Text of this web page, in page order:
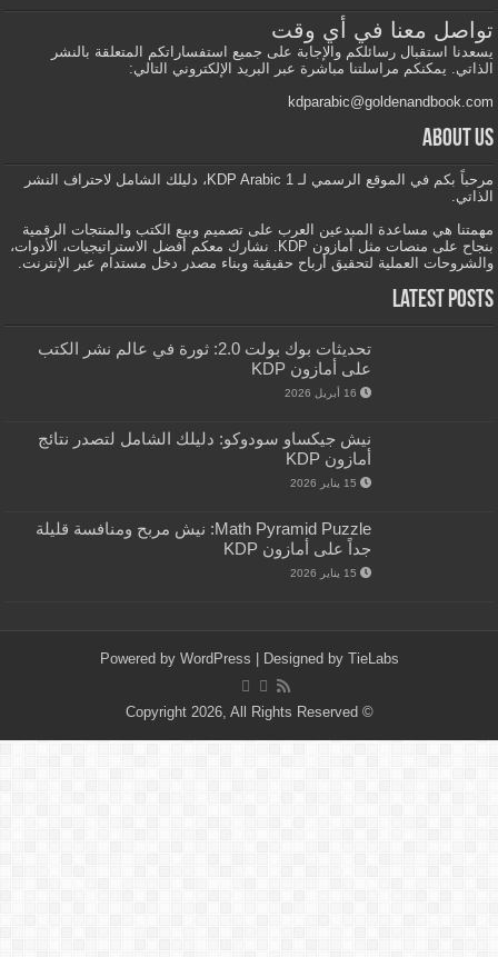
تواصل معنا في أي وقت
يسعدنا استقبال رسائلكم والإجابة على جميع استفساراتكم المتعلقة بالنشر
الذاتي. يمكنكم مراسلتنا مباشرة عبر البريد الإلكتروني التالي:
kdparabic@goldenandbook.com
About us
مرحباً بكم في الموقع الرسمي لـ KDP Arabic 1، دليلك الشامل لاحتراف النشر
الذاتي.
مهمتنا هي مساعدة المبدعين العرب على تصميم وبيع الكتب والمنتجات الرقمية
بنجاح على منصات مثل أمازون KDP. نشارك معكم أفضل الاستراتيجيات، الأدوات،
والشروحات العملية لتحقيق أرباح حقيقية وبناء مصدر دخل مستدام عبر الإنترنت.
Latest Posts
تحديثات بوك بولت 2.0: ثورة في عالم نشر الكتب
على أمازون KDP
16 أبريل 2026
نيش جيكساو سودوكو: دليلك الشامل لتصدر نتائج
أمازون KDP
15 يناير 2026
Math Pyramid Puzzle: نيش مربح ومنافسة قليلة
جداً على أمازون KDP
15 يناير 2026
Powered by WordPress | Designed by TieLabs
© Copyright 2026, All Rights Reserved